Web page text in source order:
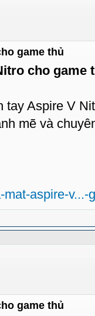
game thủ
cho game
tay Aspire V
mẽ và
aspire-v...-
game thủ